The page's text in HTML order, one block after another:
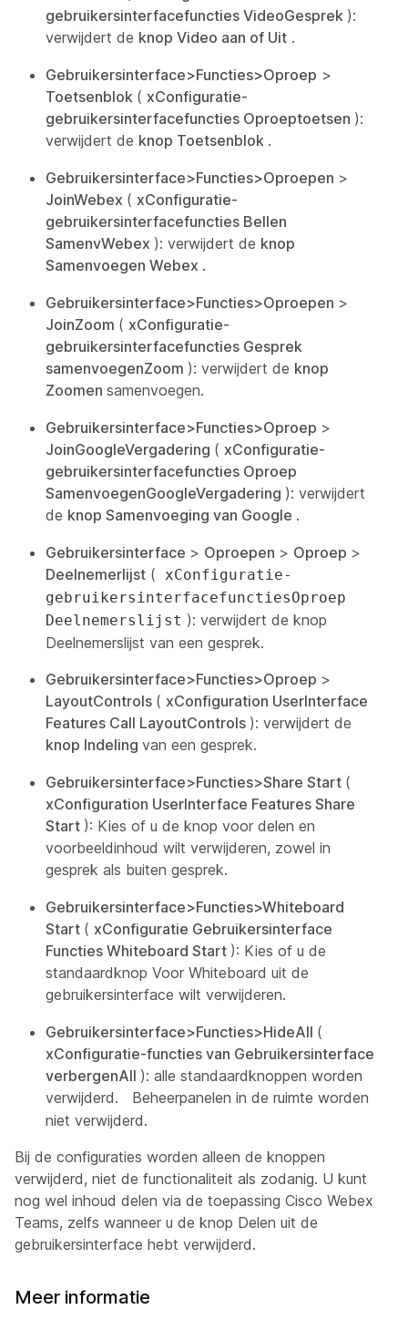
gebruikersinterfacefuncties VideoGesprek ):
verwijdert de knop Video aan of Uit .
Gebruikersinterface>Functies>Oproep >
Toetsenblok ( xConfiguratie-
gebruikersinterfacefuncties Oproeptoetsen ):
verwijdert de knop Toetsenblok .
Gebruikersinterface>Functies>Oproepen >
JoinWebex ( xConfiguratie-
gebruikersinterfacefuncties Bellen
SamenvWebex ): verwijdert de knop
Samenvoegen Webex .
Gebruikersinterface>Functies>Oproepen >
JoinZoom ( xConfiguratie-
gebruikersinterfacefuncties Gesprek
samenvoegenZoom ): verwijdert de knop
Zoomen samenvoegen.
Gebruikersinterface>Functies>Oproep >
JoinGoogleVergadering ( xConfiguratie-
gebruikersinterfacefuncties Oproep
SamenvoegenGoogleVergadering ): verwijdert
de knop Samenvoeging van Google .
Gebruikersinterface > Oproepen > Oproep >
Deelnemerlijst (
xConfiguratie-
gebruikersinterfacefunctiesOproep
Deelnemerslijst ): verwijdert de knop
Deelnemerslijst van een gesprek.
Gebruikersinterface>Functies>Oproep >
LayoutControls ( xConfiguration UserInterface
Features Call LayoutControls ): verwijdert de
knop Indeling van een gesprek.
Gebruikersinterface>Functies>Share Start (
xConfiguration UserInterface Features Share
Start ): Kies of u de knop voor delen en
voorbeeldinhoud wilt verwijderen, zowel in
gesprek als buiten gesprek.
Gebruikersinterface>Functies>Whiteboard
Start ( xConfiguratie Gebruikersinterface
Functies Whiteboard Start ): Kies of u de
standaardknop Voor Whiteboard uit de
gebruikersinterface wilt verwijderen.
Gebruikersinterface>Functies>HideAll (
xConfiguratie-functies van Gebruikersinterface
verbergenAll ): alle standaardknoppen worden
verwijderd.
Beheerpanelen in de ruimte worden
niet verwijderd.
Bij de configuraties worden alleen de knoppen
verwijderd, niet de functionaliteit als zodanig. U kunt
nog wel inhoud delen via de toepassing Cisco Webex
Teams, zelfs wanneer u de knop Delen uit de
gebruikersinterface hebt verwijderd.
Meer informatie